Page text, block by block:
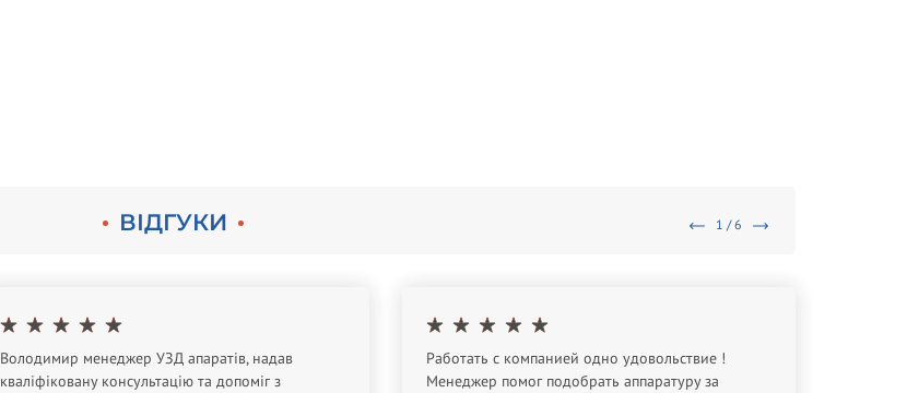
ВІДГУКИ 1 / 6
Володимир менеджер УЗД апаратів, надав
кваліфіковану консультацію та допоміг з
Работать с компанией одно удовольствие !
Менеджер помог подобрать аппаратуру за